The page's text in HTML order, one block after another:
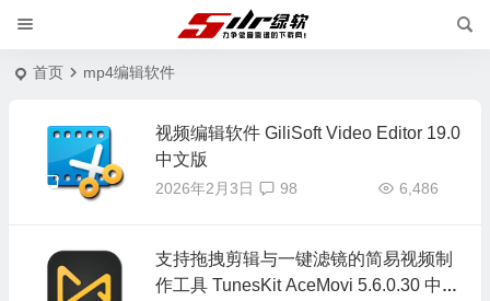
首页 mp4编辑软件
视频编辑软件 GiliSoft Video Editor 19.0
中文版
2026年2月3日 6,486
98
支持拖拽剪辑与一键滤镜的简易视频制
作工具 TunesKit AceMovi 5.6.0.30 中文